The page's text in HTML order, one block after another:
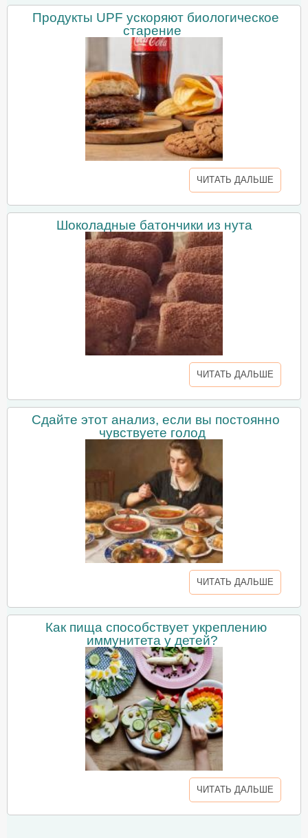
Продукты UPF ускоряют биологическое
старение
ЧИТАТЬ ДАЛЬШЕ
Шоколадные батончики из нута
ЧИТАТЬ ДАЛЬШЕ
Сдайте этот анализ, если вы постоянно
чувствуете голод
ЧИТАТЬ ДАЛЬШЕ
Как пища способствует укреплению
иммунитета у детей?
ЧИТАТЬ ДАЛЬШЕ